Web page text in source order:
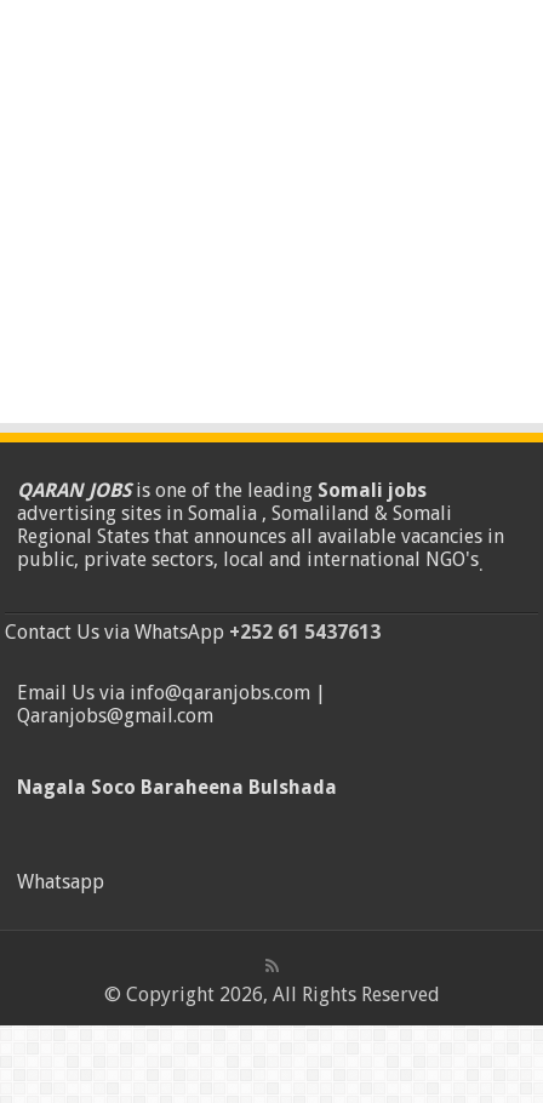
QARAN JOBSis one of the leading Somali jobs
advertising sites in Somalia , Somaliland & Somali
Regional States that announces all available vacancies in
public, private sectors, local and international NGO's.
Contact Us via WhatsApp +252 61 5437613
Email Us via info@qaranjobs.com |
Qaranjobs@gmail.com
Nagala Soco Baraheena Bulshada
Whatsapp
© Copyright 2026, All Rights Reserved